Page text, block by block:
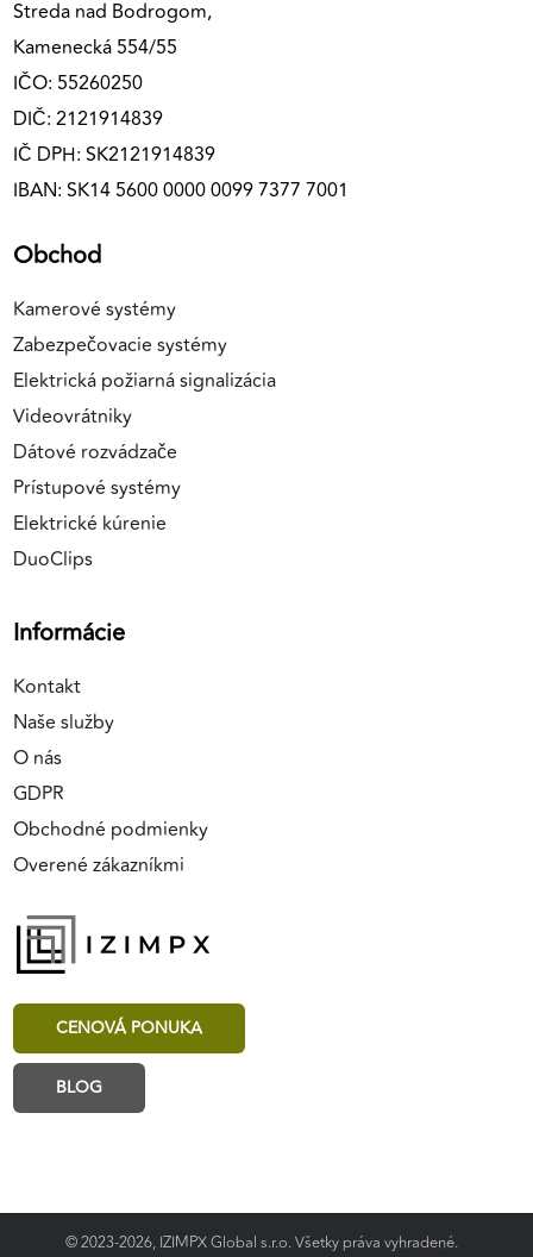
Streda nad Bodrogom,
Kamenecká 554/55
IČO: 55260250
DIČ: 2121914839
IČ DPH: SK2121914839
IBAN: SK14 5600 0000 0099 7377 7001
Obchod
Kamerové systémy
Zabezpečovacie systémy
Elektrická požiarná signalizácia
Videovrátniky
Dátové rozvádzače
Prístupové systémy
Elektrické kúrenie
DuoClips
Informácie
Kontakt
Naše služby
O nás
GDPR
Obchodné podmienky
Overené zákazníkmi
CENOVÁ PONUKA
BLOG
© 2023-2026, IZIMPX Global s.r.o. Všetky práva vyhradené.